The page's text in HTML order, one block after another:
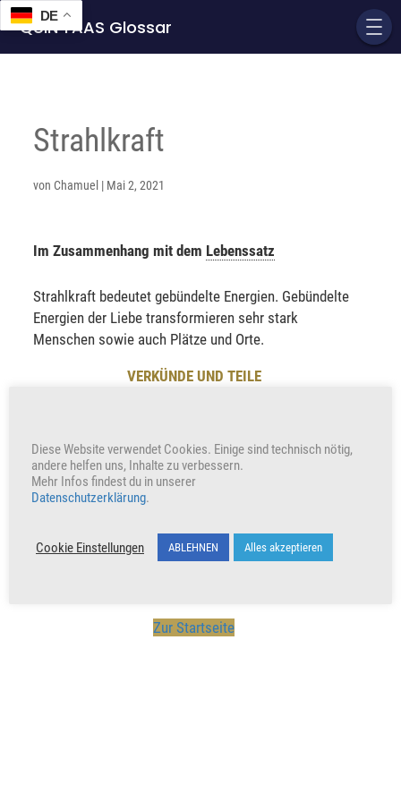
QUIN'TAAS Glossar
Strahlkraft
vonChamuel | Mai 2, 2021
Im Zusammenhang mit dem Lebenssatz
Strahlkraft bedeutet gebündelte Energien. Gebündelte
Energien der Liebe transformieren sehr stark
Menschen sowie auch Plätze und Orte.
VERKÜNDE UND TEILE
Unterstütze unser Wirken indem du den Beitrag teilst
Zur Startseite
Diese Website verwendet Cookies. Einige sind technisch nötig,
andere helfen uns, Inhalte zu verbessern.
Mehr Infos findest du in unserer
Datenschutzerklärung.
Cookie Einstellungen ABLEHNEN Alles akzeptieren
DE